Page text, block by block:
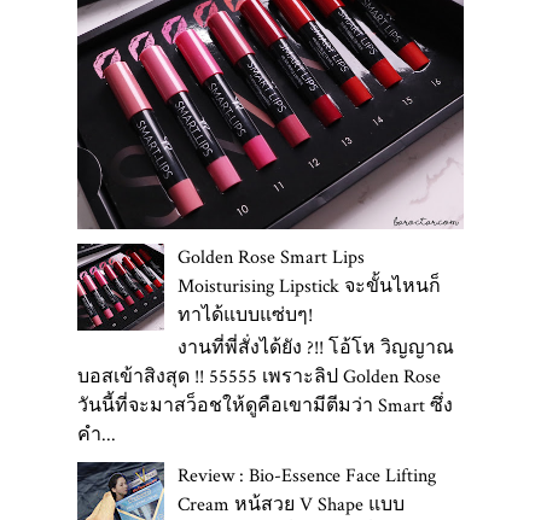
Golden Rose Smart Lips
Moisturising Lipstick จะขั้นไหนก็
ทาได้แบบแซ่บๆ!
งานที่พี่สั่งได้ยัง ?!! โอ้โห วิญญาณ
บอสเข้าสิงสุด !! 55555 เพราะลิป Golden Rose
วันนี้ที่จะมาสว็อชให้ดูคือเขามีตีมว่า Smart ซึ่ง
คำ...
Review : Bio-Essence Face Lifting
Cream หน้สวย V Shape แบบ